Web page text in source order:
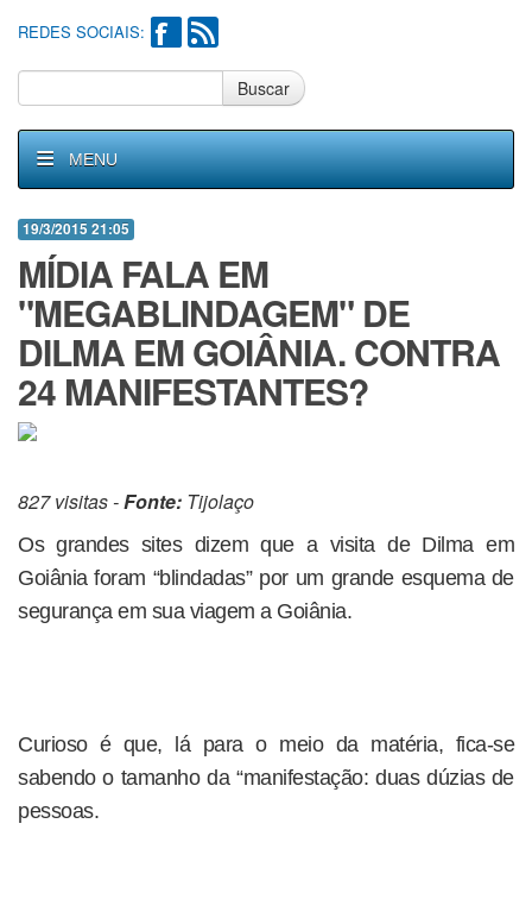
REDES SOCIAIS:
Buscar
MENU
19/3/2015 21:05
MÍDIA FALA EM
"MEGABLINDAGEM" DE
DILMA EM GOIÂNIA. CONTRA
24 MANIFESTANTES?
827 visitas -Fonte: Tijolaço
Os grandes sites dizem que a visita de Dilma em
Goiânia foram “blindadas” por um grande esquema de
segurança em sua viagem a Goiânia.
Curioso é que, lá para o meio da matéria, fica-se
sabendo o tamanho da “manifestação: duas dúzias de
pessoas.